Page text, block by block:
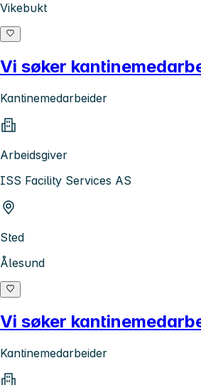
Vikebukt
Vi søker
Kantinemedarbeider
Arbeidsgiver
ISS Facility Services AS
Sted
Ålesund
Vi søker
Kantinemedarbeider